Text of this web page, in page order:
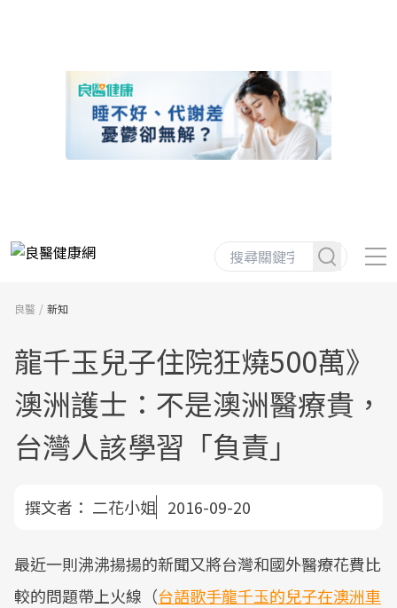
良醫 新知
龍千玉兒子住院狂燒500萬》
澳洲護士：不是澳洲醫療貴，
台灣人該學習「負責」
撰文者： 二花小姐 2016-09-20
最近一則沸沸揚揚的新聞又將台灣和國外醫療花費比
較的問題帶上火線（台語歌手龍千玉的兒子在澳洲車